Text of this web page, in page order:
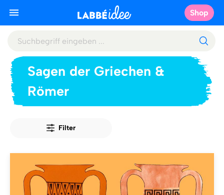
Shop
Sagen der Griechen &
Römer
Filter